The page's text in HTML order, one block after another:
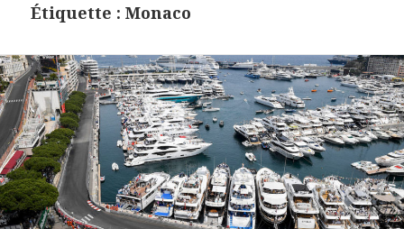
Étiquette :Monaco